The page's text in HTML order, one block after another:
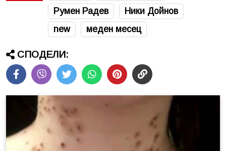
Румен Радев
Ники Дойнов
new
меден месец
СПОДЕЛИ: